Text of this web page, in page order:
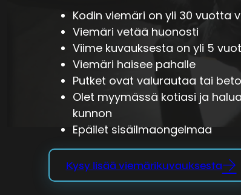
Kodin viemäri on yli 30 vuotta
Viemäri vetää huonosti
Viime kuvauksesta on yli 5
Viemäri haisee pahalle
Putket ovat valurautaa tai
Olet myymässä kotiasi ja
kunnon
Epäilet sisäilmaongelmaa
Kysy lisää viemärikuvauksesta